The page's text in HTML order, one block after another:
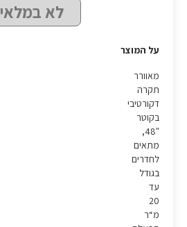
לא במלאי
על המוצר
מאוורר
תקרה
דקורטיבי
בקוטר
"48,
מתאים
לחדרים
בגודל
עד
20
מ“ר